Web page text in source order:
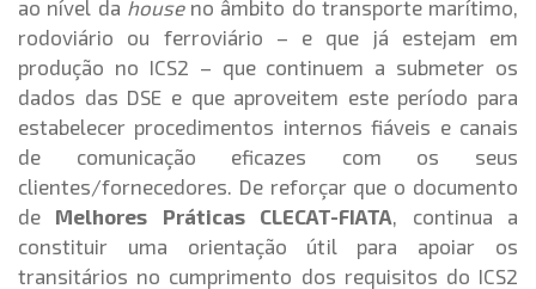
ao nível da house no âmbito do transporte marítimo,
rodoviário ou ferroviário – e que já estejam em
produção no ICS2 – que continuem a submeter os
dados das DSE e que aproveitem este período para
estabelecer procedimentos internos fiáveis e canais
de comunicação eficazes com os seus
clientes/fornecedores. De reforçar que o documento
de Melhores Práticas CLECAT-FIATA, continua a
constituir uma orientação útil para apoiar os
transitários no cumprimento dos requisitos do ICS2